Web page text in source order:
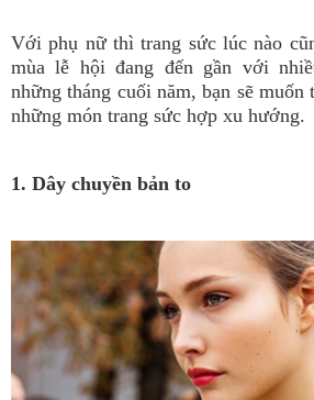
Với phụ nữ thì trang sức lúc nào
mùa lễ hội đang đến gần với
những tháng cuối năm, bạn sẽ
những món trang sức hợp xu hướng.
1. Dây chuyền bản to